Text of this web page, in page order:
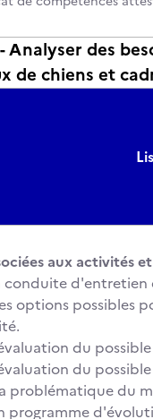
- Analyser des
de chiens et
aux activités
conduite d'entretien
options possibles
du
du
problématique du
programme